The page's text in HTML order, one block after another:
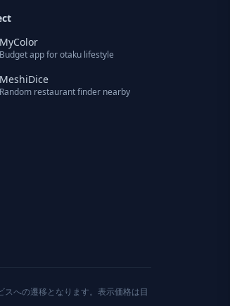
MyColor
Budget app for otaku lifestyle
MeshiDice
Random restaurant finder nearby
への遷移となります。表示価格は目